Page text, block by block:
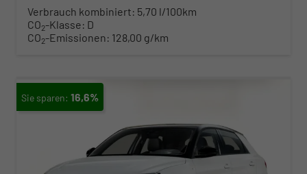
Verbrauch kombiniert: 5,70 l/100km
CO2-Klasse: D
CO2-Emissionen: 128,00 g/km
16,6%